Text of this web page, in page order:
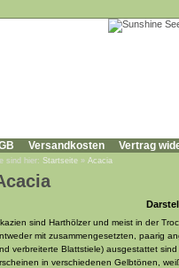
Versandkosten Vertrag
sind hier: Startseite » Acacia
sind Harthölzer und meist in der
mit zusammengesetzten, paarig
verbreiterte Blattstiele) ausgestattet
in verschiedenen Gelbtönen,